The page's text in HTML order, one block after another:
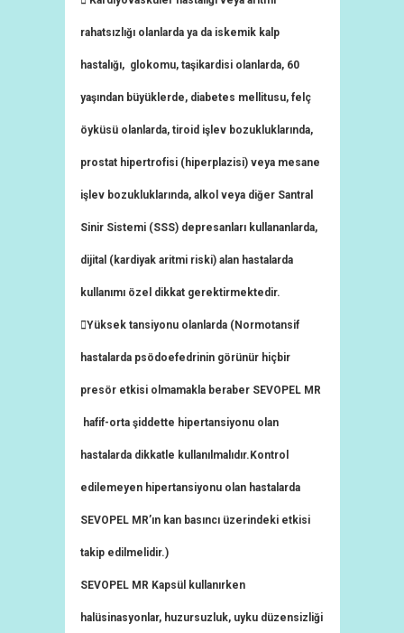
rahatsızlığı olanlarda ya da iskemik kalp
hastalığı, glokomu, taşikardisi olanlarda, 60
yaşından büyüklerde, diabetes mellitusu, felç
öyküsü olanlarda, tiroid işlev bozukluklarında,
prostat hipertrofisi (hiperplazisi) veya mesane
işlev bozukluklarında, alkol veya diğer Santral
Sinir Sistemi (SSS) depresanları kullananlarda,
dijital (kardiyak aritmi riski) alan hastalarda
kullanımı özel dikkat gerektirmektedir.
Yüksek tansiyonu olanlarda (Normotansif
hastalarda psödoefedrinin görünür hiçbir
presör etkisi olmamakla beraber SEVOPEL MR
hafif-orta şiddette hipertansiyonu olan
hastalarda dikkatle kullanılmalıdır.Kontrol
edilemeyen hipertansiyonu olan hastalarda
SEVOPEL MR’ın kan basıncı üzerindeki etkisi
takip edilmelidir.)
SEVOPEL MR Kapsül kullanırken
halüsinasyonlar, huzursuzluk, uyku düzensizliği